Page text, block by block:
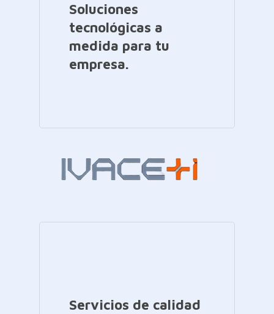
Soluciones
tecnológicas a
medida para tu
empresa.
Servicios de calidad